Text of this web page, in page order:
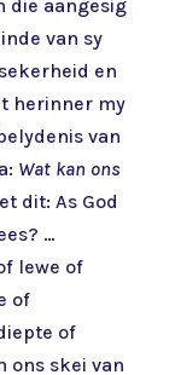
die aangesig
van sy
en
herinner my
van
Wat kan ons
dit: As God
…
lewe of
of
of
ons skei van